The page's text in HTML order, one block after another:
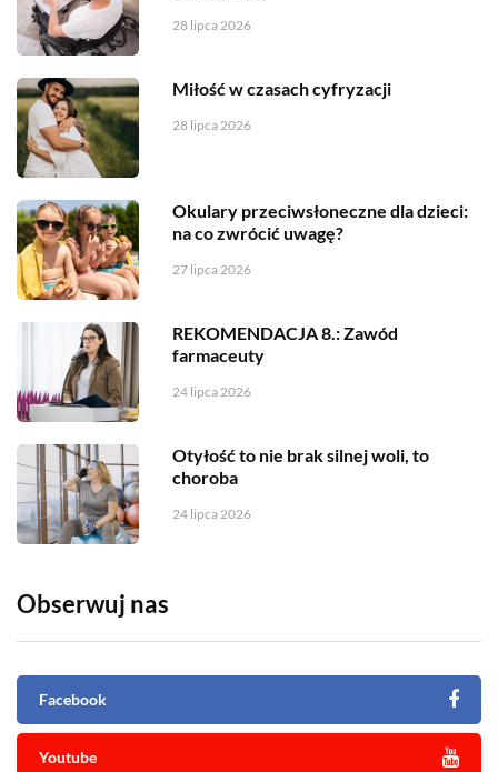
28 lipca 2026
Miłość w czasach cyfryzacji
28 lipca 2026
Okulary przeciwsłoneczne dla dzieci:
na co zwrócić uwagę?
27 lipca 2026
REKOMENDACJA 8.: Zawód
farmaceuty
24 lipca 2026
Otyłość to nie brak silnej woli, to
choroba
24 lipca 2026
Obserwuj nas
Facebook
Youtube